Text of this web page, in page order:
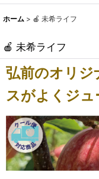
ホーム > 🍎 未希ライフ
🍎 未希ライフ
弘前のオリジ
スがよくジ